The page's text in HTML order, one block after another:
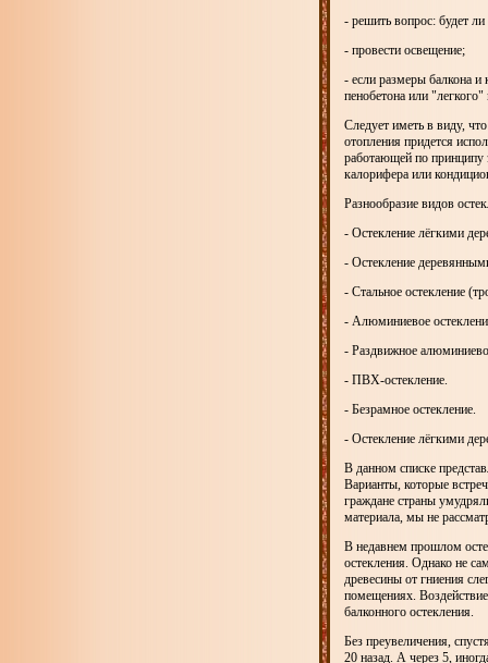
- решить вопрос: будет ли
- провести освещение;
- если размеры балкона и
пенобетона или
Следует иметь в виду,
отопления придется
работающей по принципу
калорифера или
Разнообразие видов
- Остекление лёгкими
- Остекление
- Стальное остекление
- Алюминиевое
- Раздвижное
- ПВХ-остекление.
- Безрамное остекление.
- Остекление лёгкими
В данном списке
Варианты, которые
граждане страны
материала, мы не
В недавнем прошлом
остекления. Однако не
древесины от гниения
помещениях.
балконного остекления.
Без преувеличения,
20 назад. А через 5,